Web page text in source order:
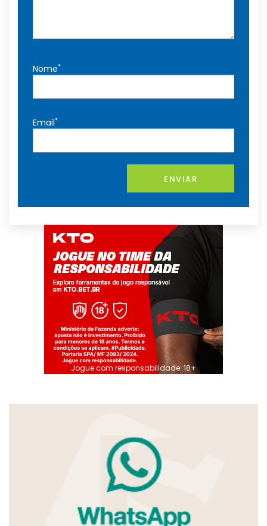
Nome*
Email*
ENVIAR
Jogue com responsabilidade. 18+